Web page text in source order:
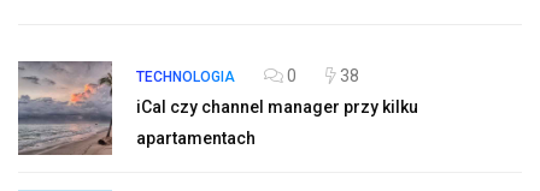
TECHNOLOGIA 0
38
iCal czy channel manager przy kilku
apartamentach